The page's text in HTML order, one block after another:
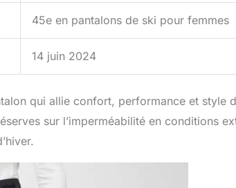
45e en pantalons de ski pour femmes
14 juin 2024
qui allie confort, performance et style
sur l’imperméabilité en conditions